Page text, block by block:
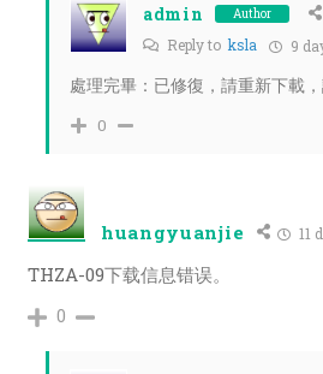
admin Author
Reply to ksla 9
處理完畢：已修復，請重新下載，
0
huangyuanjie 11
THZA-09下载信息错误。
0